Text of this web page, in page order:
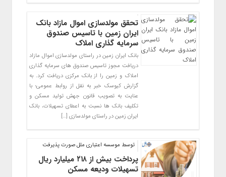
تحقق مولدسازی اموال مازاد بانک
ایران زمین با تاسیس صندوق
سرمایه گذاری املاک
بانک ایران زمین در راستای مولدسازی اموال مازاد
دریافت مجوز تاسیس صندوق های سرمایه گذاری
املاک و زمین را از بانک مرکزی دریافت کرد. به
گزارش کیوسک خبر به نقل از روابط عمومی؛ با
عنایت به تصویب قانون جهش تولید مسکن و
تکلیف بانک ها نسبت به اعطای تسهیلات، بانک
ایران زمین در راستای مولدسازی […]
توسط موسسه اعتباری ملل صورت پذیرفت
پرداخت بیش از ۲۱۸ میلیارد ریال
تسهیلات ودیعه مسکن